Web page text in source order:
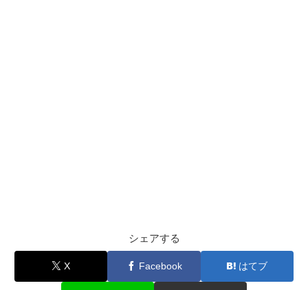
シェアする
X Facebook はてブ